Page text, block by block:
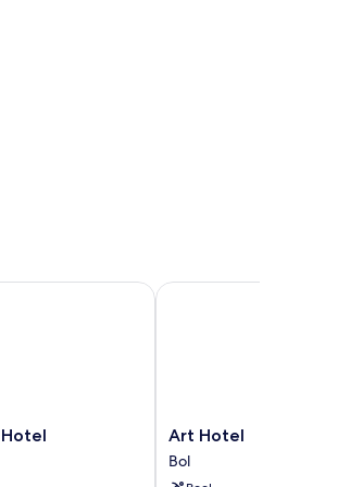
Art
Hotel
Bol
Art Hotel
Bol
Art Hotel